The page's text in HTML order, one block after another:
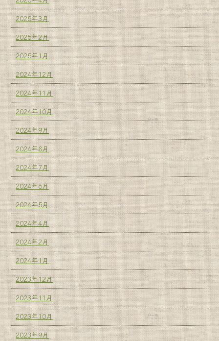
2025年3月
2025年2月
2025年1月
2024年12月
2024年11月
2024年10月
2024年9月
2024年8月
2024年7月
2024年6月
2024年5月
2024年4月
2024年2月
2024年1月
2023年12月
2023年11月
2023年10月
2023年9月